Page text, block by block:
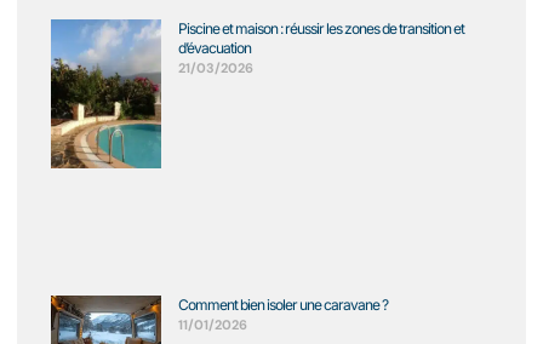
Piscine et maison : réussir les zones de transition et
d’évacuation
21/03/2026
Comment bien isoler une caravane ?
11/01/2026